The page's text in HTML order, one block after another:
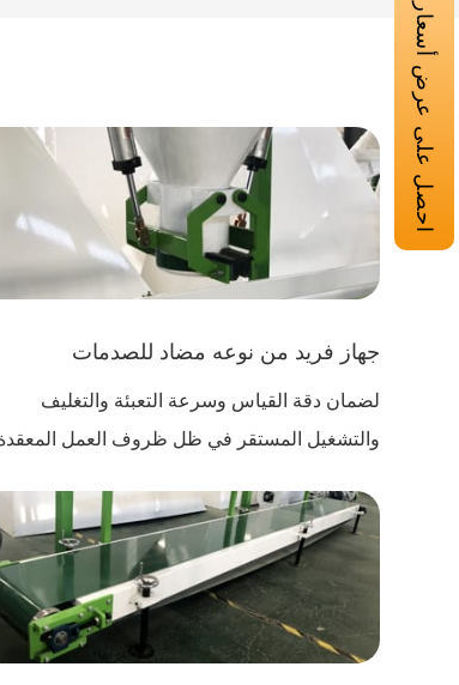
جهاز فريد من نوعه مضاد للصدمات
لضمان دقة القياس وسرعة التعبئة والتغليف
والتشغيل المستقر في ظل ظروف العمل
احصل على عرض أسعار